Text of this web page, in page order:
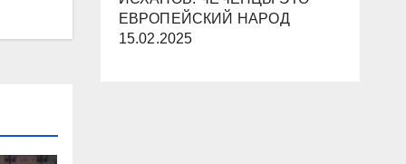
ЕВРОПЕЙСКИЙ НАРОД
15.02.2025